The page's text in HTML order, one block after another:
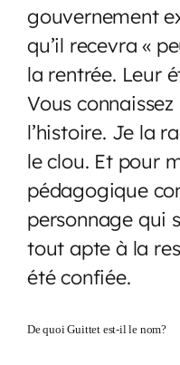
gouvernement
qu’il recevra «
la rentrée. Leur
Vous
l’histoire. Je la
le clou. Et pour
pédagogique
personnage qui
tout apte à la
été confiée.
De quoi Guittet est-il le nom?